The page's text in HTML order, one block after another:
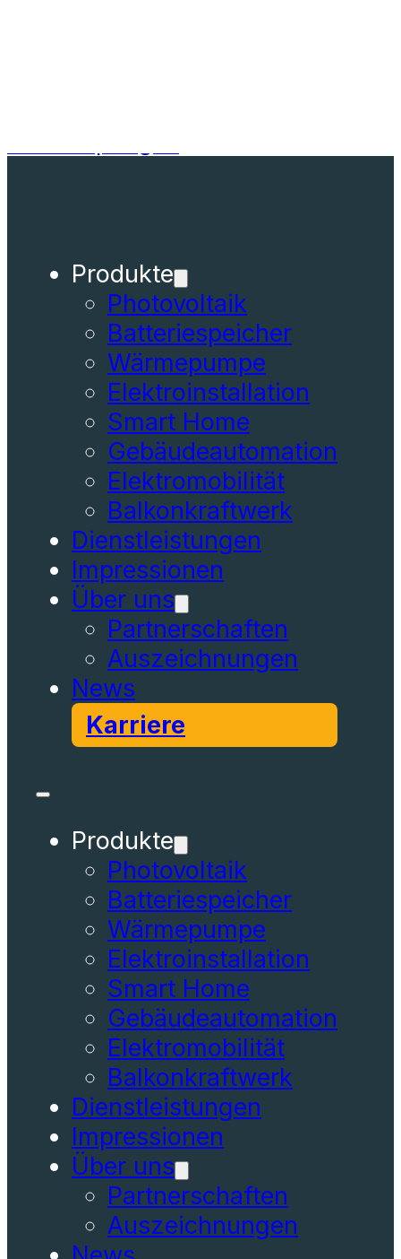
Wärmepumpe
Elektroinstallation
Smart Home
Gebäudeautomation
Elektromobilität
Balkonkraftwerk
Dienstleistungen
Impressionen
Über uns
Partnerschaften
Auszeichnungen
News
Karriere
Produkte
Wärmepumpe
Elektroinstallation
Smart Home
Gebäudeautomation
Elektromobilität
Balkonkraftwerk
Dienstleistungen
Impressionen
Über uns
Partnerschaften
Auszeichnungen
News
Karriere